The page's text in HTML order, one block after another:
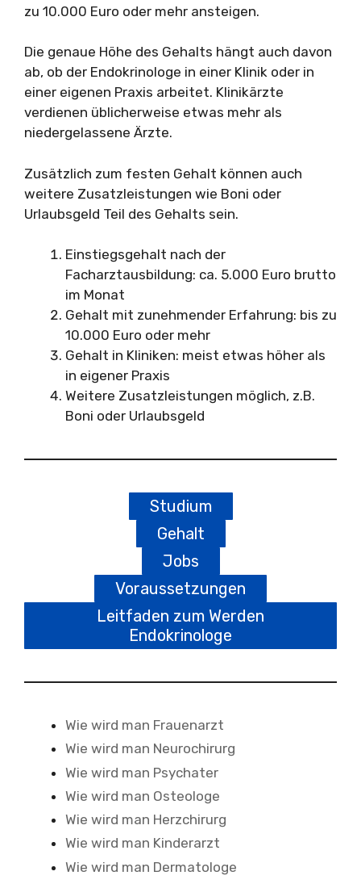
zu 10.000 Euro oder mehr ansteigen.
Die genaue Höhe des Gehalts hängt auch davon
ab, ob der Endokrinologe in einer Klinik oder in
einer eigenen Praxis arbeitet. Klinikärzte
verdienen üblicherweise etwas mehr als
niedergelassene Ärzte.
Zusätzlich zum festen Gehalt können auch
weitere Zusatzleistungen wie Boni oder
Urlaubsgeld Teil des Gehalts sein.
Einstiegsgehalt nach der
Facharztausbildung: ca. 5.000 Euro brutto
im Monat
Gehalt mit zunehmender Erfahrung: bis zu
10.000 Euro oder mehr
Gehalt in Kliniken: meist etwas höher als
in eigener Praxis
Weitere Zusatzleistungen möglich, z.B.
Boni oder Urlaubsgeld
Studium
Gehalt
Jobs
Voraussetzungen
Leitfaden zum Werden
Endokrinologe
Wie wird man Frauenarzt
Wie wird man Neurochirurg
Wie wird man Psychater
Wie wird man Osteologe
Wie wird man Herzchirurg
Wie wird man Kinderarzt
Wie wird man Dermatologe